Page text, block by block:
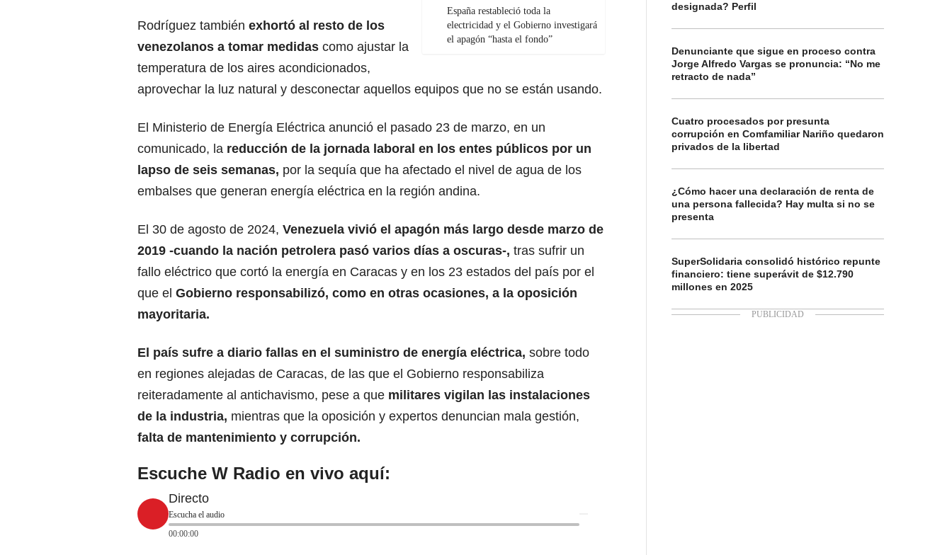
España restableció toda la
electricidad y el Gobierno investigará
el apagón “hasta el fondo”
Rodríguez también exhortó al resto de los
venezolanos a tomar medidas como ajustar la
temperatura de los aires acondicionados,
aprovechar la luz natural y desconectar aquellos equipos que no se están usando.
El Ministerio de Energía Eléctrica anunció el pasado 23 de marzo, en un
comunicado, la reducción de la jornada laboral en los entes públicos por un
lapso de seis semanas, por la sequía que ha afectado el nivel de agua de los
embalses que generan energía eléctrica en la región andina.
El 30 de agosto de 2024, Venezuela vivió el apagón más largo desde marzo de
2019 -cuando la nación petrolera pasó varios días a oscuras-, tras sufrir un
fallo eléctrico que cortó la energía en Caracas y en los 23 estados del país por el
que el Gobierno responsabilizó, como en otras ocasiones, a la oposición
mayoritaria.
El país sufre a diario fallas en el suministro de energía eléctrica, sobre todo
en regiones alejadas de Caracas, de las que el Gobierno responsabiliza
reiteradamente al antichavismo, pese a que militares vigilan las instalaciones
de la industria, mientras que la oposición y expertos denuncian mala gestión,
falta de mantenimiento y corrupción.
Escuche W Radio en vivo aquí:
Directo
Escucha el audio
00:00:00
designada? Perfil
Denunciante que sigue en proceso contra
Jorge Alfredo Vargas se pronuncia: “No me
retracto de nada”
Cuatro procesados por presunta
corrupción en Comfamiliar Nariño quedaron
privados de la libertad
¿Cómo hacer una declaración de renta de
una persona fallecida? Hay multa si no se
presenta
SuperSolidaria consolidó histórico repunte
financiero: tiene superávit de $12.790
millones en 2025